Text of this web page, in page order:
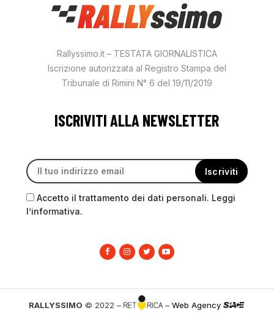
Rallyssimo.it – TESTATA GIORNALISTICA
Iscrizione autorizzata al Registro Stampa del
Tribunale di Rimini N° 6 del 19/11/2019
ISCRIVITI ALLA NEWSLETTER
Accetto il trattamento dei dati personali. Leggi
l’informativa.
RALLYSSIMO © 2022 – –Web Agency